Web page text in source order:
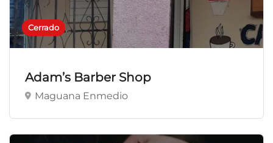
Cerrado
Adam’s Barber Shop
Maguana Enmedio